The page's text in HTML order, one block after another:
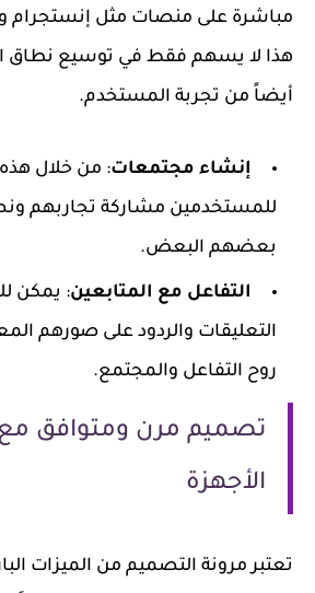
مباشرة على منصات مثل إنستجرام
هذا لا يسهم فقط في توسيع نطاق
أيضاً من تجربة المستخدم.
إنشاء مجتمعات: من خلال هذه
للمستخدمين مشاركة تجاربهم
بعضهم البعض.
التفاعل مع المتابعين: يمكن
التعليقات والردود على صورهم
روح التفاعل والمجتمع.
تصميم مرن ومتوافق
الأجهزة
تعتبر مرونة التصميم من الميزات